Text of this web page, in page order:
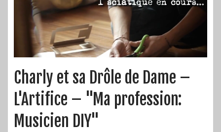
Charly et sa Drôle de Dame –
L'Artifice – "Ma profession:
Musicien DIY"